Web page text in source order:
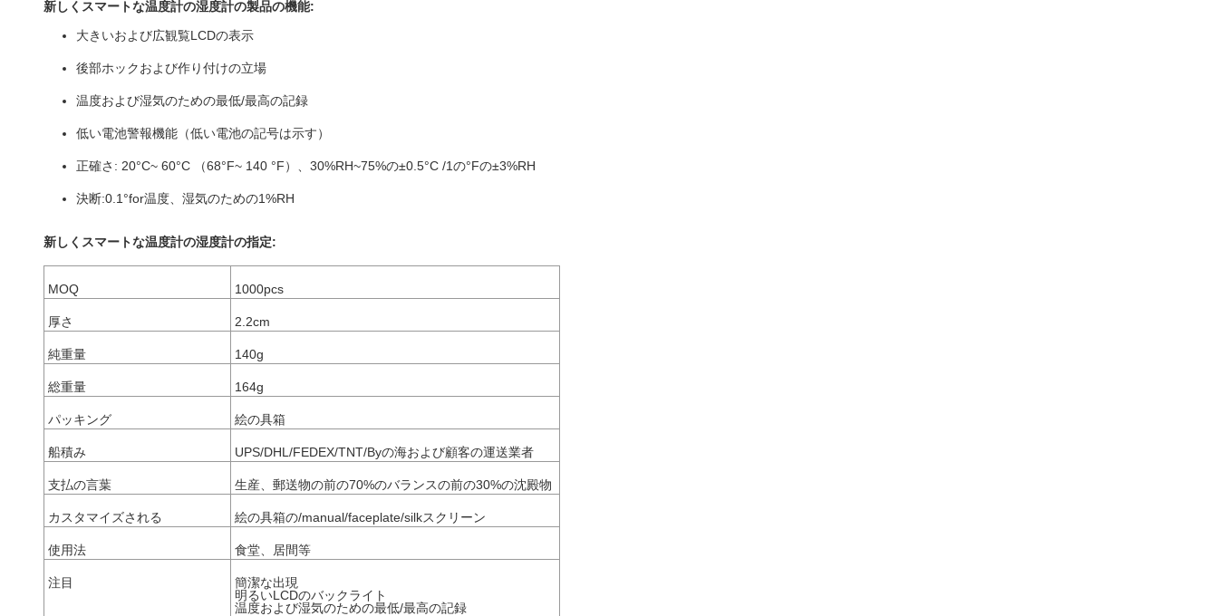
新しくスマートな温度計の湿度計の製品の機能:
大きいおよび広観覧LCDの表示
後部ホックおよび作り付けの立場
温度および湿気のための最低/最高の記録
低い電池警報機能（低い電池の記号は示す）
正確さ: 20°C~ 60°C （68°F~ 140 °F）、30%RH~75%の±0.5°C /1の°Fの±3%RH
決断:0.1°for温度、湿気のための1%RH
新しくスマートな温度計の湿度計の指定:
MOQ 1000pcs
厚さ 2.2cm
純重量 140g
総重量 164g
パッキング 絵の具箱
船積み UPS/DHL/FEDEX/TNT/Byの海および顧客の運送業者
支払の言葉 生産、郵送物の前の70%のバランスの前の30%の沈殿物
カスタマイズされる 絵の具箱の/manual/faceplate/silkスクリーン
使用法 食堂、居間等
注目
簡潔な出現
明るいLCDのバックライト
温度および湿気のための最低/最高の記録